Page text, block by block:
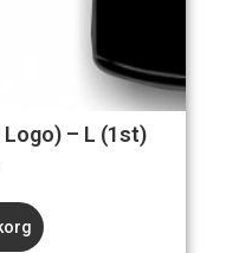
Logo) – L (1st)